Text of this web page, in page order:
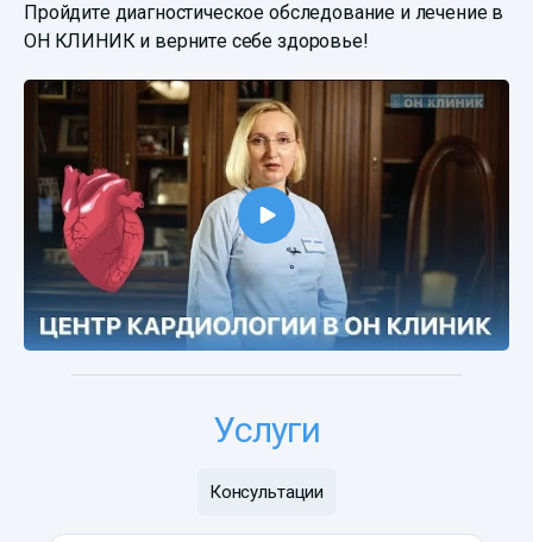
Пройдите диагностическое обследование и лечение в
ОН КЛИНИК и верните себе здоровье!
Услуги
Консультации